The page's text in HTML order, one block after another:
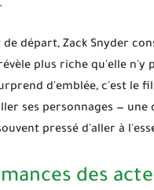
départ, Zack Snyder
plus riche qu'elle n'y
d'emblée, c'est le
ses personnages — une
pressé d'aller à
des